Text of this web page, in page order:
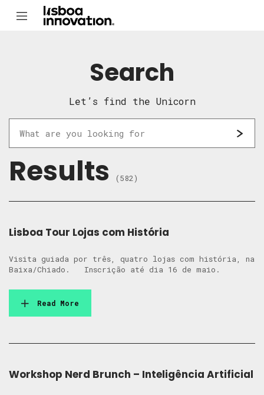
Search
Let’s find the Unicorn
Results (582)
Lisboa Tour Lojas com História
Visita guiada por três, quatro lojas com história, na
Baixa/Chiado. Inscrição até dia 16 de maio.
Read More
Workshop Nerd Brunch – Inteligência Artificial